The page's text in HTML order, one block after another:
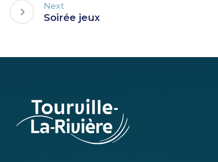
Next
Soirée jeux